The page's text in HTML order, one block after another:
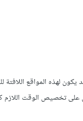
لهذه المواقع اللافتة
على تخصيص الوقت